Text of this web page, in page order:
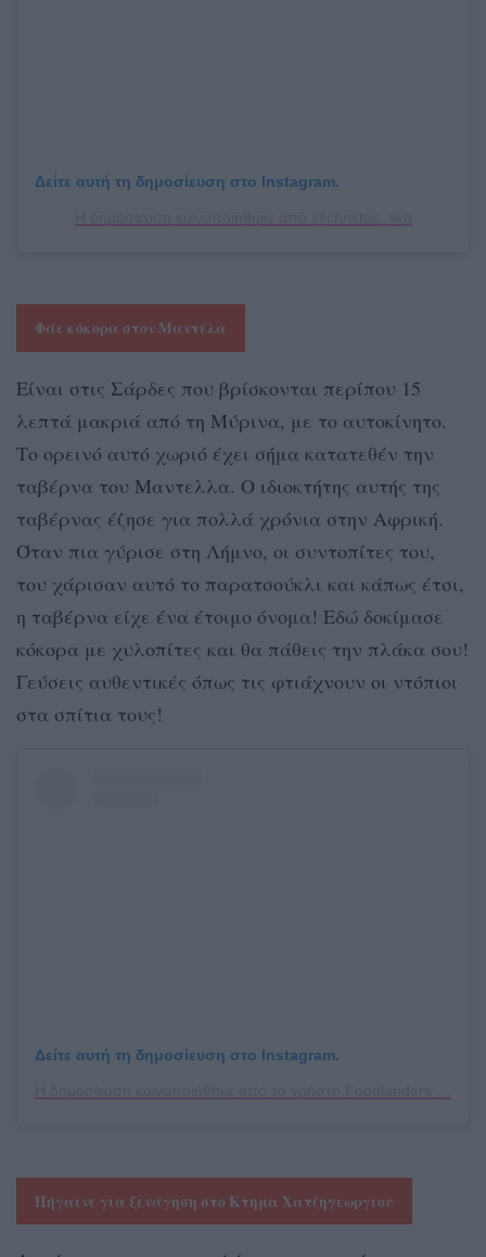
Δείτε αυτή τη δημοσίευση στο Instagram.
Φάε κόκορα στον Μαντέλα
Είναι στις Σάρδες που βρίσκονται περίπου 15
λεπτά μακριά από τη Μύρινα, με το αυτοκίνητο.
Το ορεινό αυτό χωριό έχει σήμα κατατεθέν την
ταβέρνα του Μαντελλα. Ο ιδιοκτήτης αυτής της
ταβέρνας έζησε για πολλά χρόνια στην Αφρική.
Όταν πια γύρισε στη Λήμνο, οι συντοπίτες του,
του χάρισαν αυτό το παρατσούκλι και κάπως έτσι,
η ταβέρνα είχε ένα έτοιμο όνομα! Εδώ δοκίμασε
κόκορα με χυλοπίτες και θα πάθεις την πλάκα σου!
Γεύσεις αυθεντικές όπως τις φτιάχνουν οι ντόπιοι
στα σπίτια τους!
Δείτε αυτή τη δημοσίευση στο Instagram.
Πήγαινε για ξενάγηση στο Κτημα Χατζηγεωργιου